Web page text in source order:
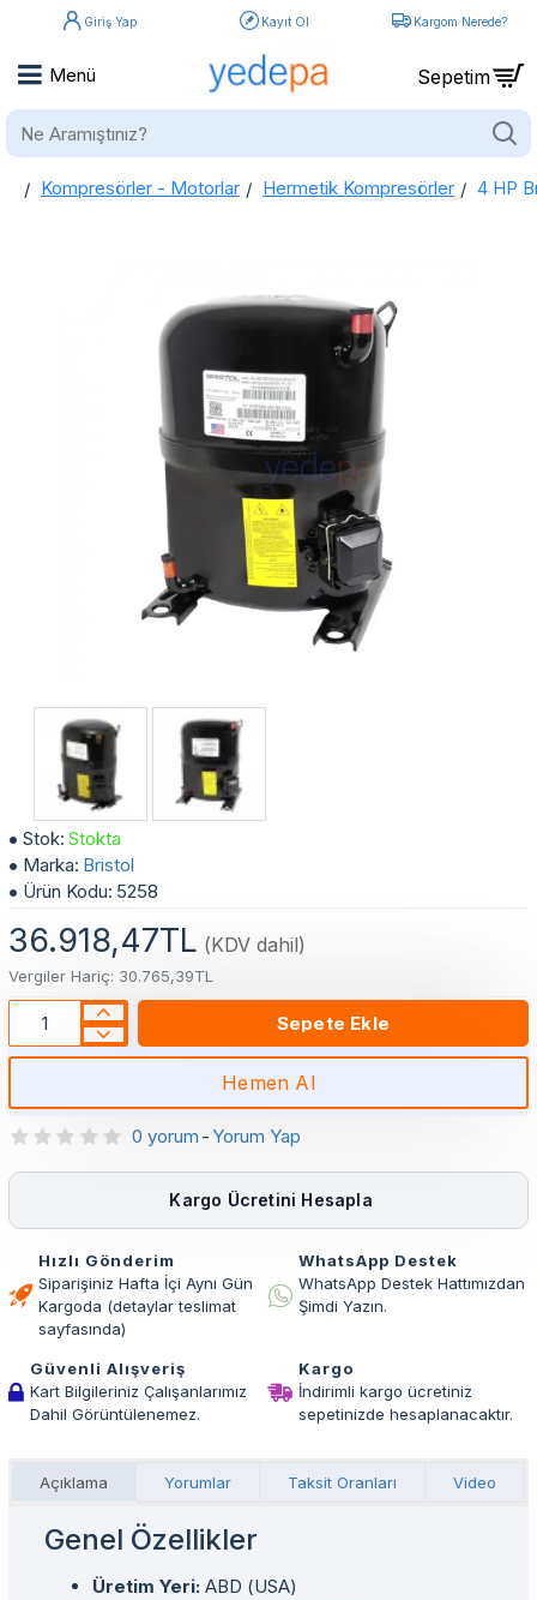
Giriş Yap Kayıt Ol Kargom Nerede?
Ne
home
Kompresörler - Motorlar Hermetik Kompresörler 4 HP
Stok: Stokta
Marka: Bristol
Ürün Kodu: 5258
0 yorum - Yorum Yap
36.918,47TL (KDV dahil)
Vergiler Hariç: 30.765,39TL
Sepete Ekle
Hemen Al
Kargo Ücretini Hesapla
Hızlı Gönderim
Siparişiniz Hafta İçi Aynı Gün
Kargoda (detaylar teslimat
sayfasında)
WhatsApp Destek
WhatsApp Destek Hattımızdan
Şimdi Yazın.
Güvenli Alışveriş
Kart Bilgileriniz Çalışanlarımız
Dahil Görüntülenemez.
Kargo
İndirimli kargo ücretiniz
sepetinizde hesaplanacaktır.
Açıklama Yorumlar Taksit Oranları Video
Genel Özellikler
Üretim Yeri: ABD (USA)